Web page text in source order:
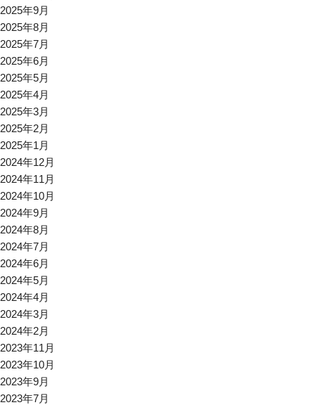
2025年9月
2025年8月
2025年7月
2025年6月
2025年5月
2025年4月
2025年3月
2025年2月
2025年1月
2024年12月
2024年11月
2024年10月
2024年9月
2024年8月
2024年7月
2024年6月
2024年5月
2024年4月
2024年3月
2024年2月
2023年11月
2023年10月
2023年9月
2023年7月